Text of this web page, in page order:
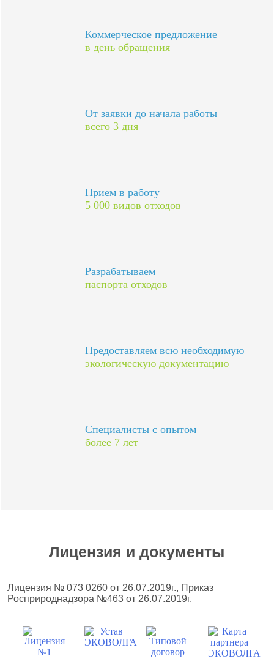
Коммерческое предложение
в день обращения
От заявки до начала работы
всего 3 дня
Прием в работу
5 000 видов отходов
Разрабатываем
паспорта отходов
Предоставляем всю необходимую
экологическую документацию
Специалисты с опытом
более 7 лет
Лицензия и документы
Лицензия № 073 0260 от 26.07.2019г., Приказ
Росприроднадзора №463 от 26.07.2019г.